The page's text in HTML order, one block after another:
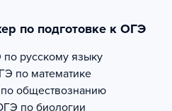
по подготовке к ОГЭ
русскому языку
по математике
обществознанию
по биологии